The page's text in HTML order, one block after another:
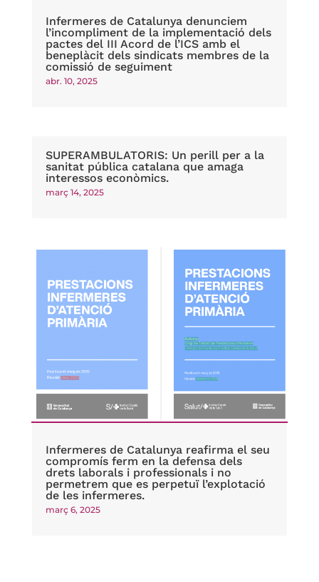
Infermeres de Catalunya denunciem
l’incompliment de la implementació dels
pactes del III Acord de l’ICS amb el
beneplàcit dels sindicats membres de la
comissió de seguiment
abr. 10, 2025
SUPERAMBULATORIS: Un perill per a la
sanitat pública catalana que amaga
interessos econòmics.
març 14, 2025
Infermeres de Catalunya reafirma el seu
compromís ferm en la defensa dels
drets laborals i professionals i no
permetrem que es perpetuï l’explotació
de les infermeres.
març 6, 2025